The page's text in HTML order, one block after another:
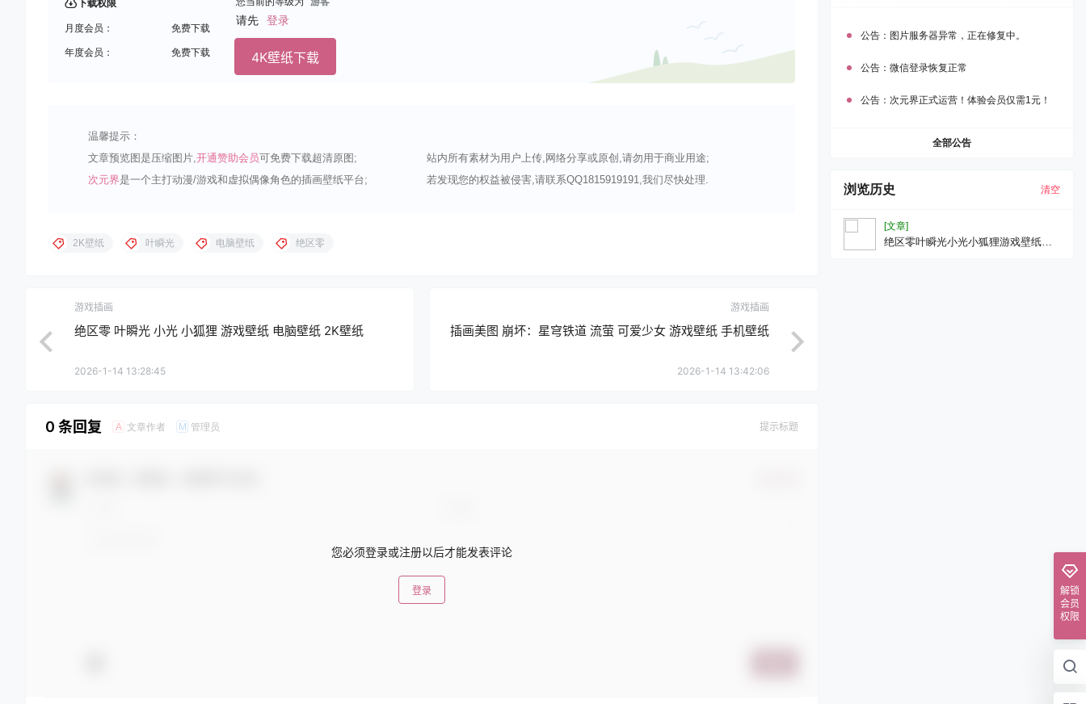
下载权限
月度会员： 免费下载
年度会员： 免费下载
请先 登录
4K壁纸下载
温馨提示：
文章预览图是压缩图片,开通赞助会员可免费下载超清原图;
站内所有素材为用户上传,网络分享或原创,请勿用于商业用途;
次元界是一个主打动漫/游戏和虚拟偶像角色的插画壁纸平台; 若发现您的权益被侵害,请联系QQ1815919191,我们尽快处理.
2K壁纸 叶瞬光 电脑壁纸 绝区零
游戏插画
绝区零 叶瞬光 小光 小狐狸 游戏壁纸 电脑壁纸 2K壁纸
2026-1-14 13:28:45
游戏插画
插画美图 崩坏：星穹铁道 流萤 可爱少女 游戏壁纸 手机壁纸
2026-1-14 13:42:06
0 条回复 A 文章作者 M 管理员 提示标题
您必须登录或注册以后才能发表评论
登录
公告： 图片服务器异常，正在修复中。
公告： 微信登录恢复正常
公告： 次元界正式运营！体验会员仅需1元！
全部公告
浏览历史 清空
[文章]
绝区零叶瞬光小光小狐狸游戏壁纸电
解锁
会员
权限